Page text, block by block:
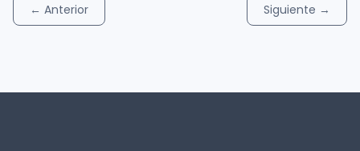
← Anterior Siguiente →